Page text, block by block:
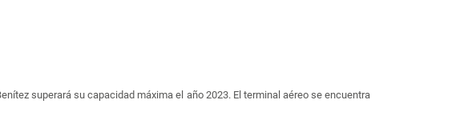
superará su capacidad máxima el año 2023. El terminal aéreo se encuentra